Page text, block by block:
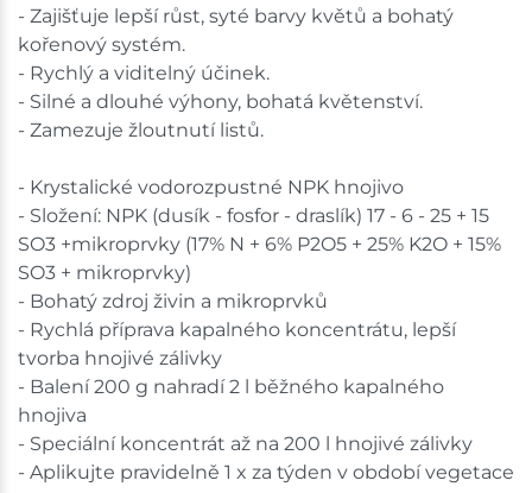
- Zajišťuje lepší růst, syté barvy květů a bohatý
kořenový systém.
- Rychlý a viditelný účinek.
- Silné a dlouhé výhony, bohatá květenství.
- Zamezuje žloutnutí listů.
- Krystalické vodorozpustné NPK hnojivo
- Složení: NPK (dusík - fosfor - draslík) 17 - 6 - 25 + 15
SO3 +mikroprvky (17% N + 6% P2O5 + 25% K2O + 15%
SO3 + mikroprvky)
- Bohatý zdroj živin a mikroprvků
- Rychlá příprava kapalného koncentrátu, lepší
tvorba hnojivé zálivky
- Balení 200 g nahradí 2 l běžného kapalného
hnojiva
- Speciální koncentrát až na 200 l hnojivé zálivky
- Aplikujte pravidelně 1 x za týden v období vegetace